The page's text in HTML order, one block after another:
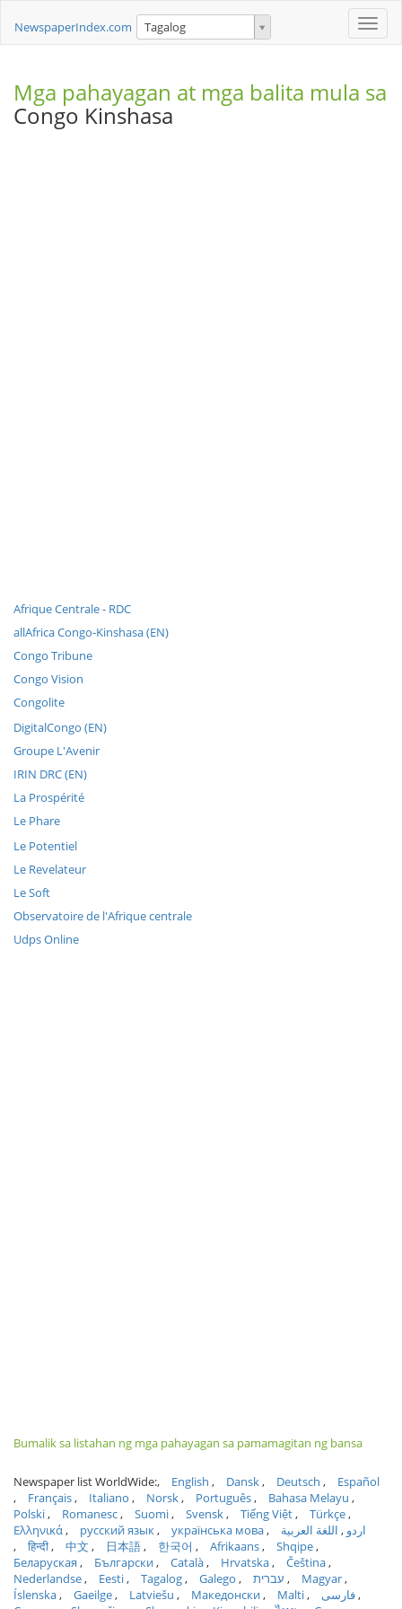
Toggle
NewspaperIndex.com Tagalog
Mga pahayagan at mga balita mula sa
Congo Kinshasa
Afrique Centrale - RDC
allAfrica Congo-Kinshasa (EN)
Congo Tribune
Congo Vision
Congolite
DigitalCongo (EN)
Groupe L'Avenir
IRIN DRC (EN)
La Prospérité
Le Phare
Le Potentiel
Le Revelateur
Le Soft
Observatoire de l'Afrique centrale
Udps Online
Bumalik sa listahan ng mga pahayagan sa pamamagitan ng bansa
Newspaper list WorldWide: English Dansk Deutsch
Español
Français
Italiano Norsk Português
Bahasa Melayu
Polski
Romanesc Suomi Svensk Tiếng Việt
Türkçe
Ελληνικά
русский язык українська мова اردو
اللغة العربية
हिन्दी
中文 日本語 한국어 Afrikaans
Shqipe
Беларуская
Български Català Hrvatska
Čeština
Nederlandse
Eesti Tagalog Galego עברית
Magyar
Íslenska
Gaeilge Latviešu Македонски Malti
فارسی